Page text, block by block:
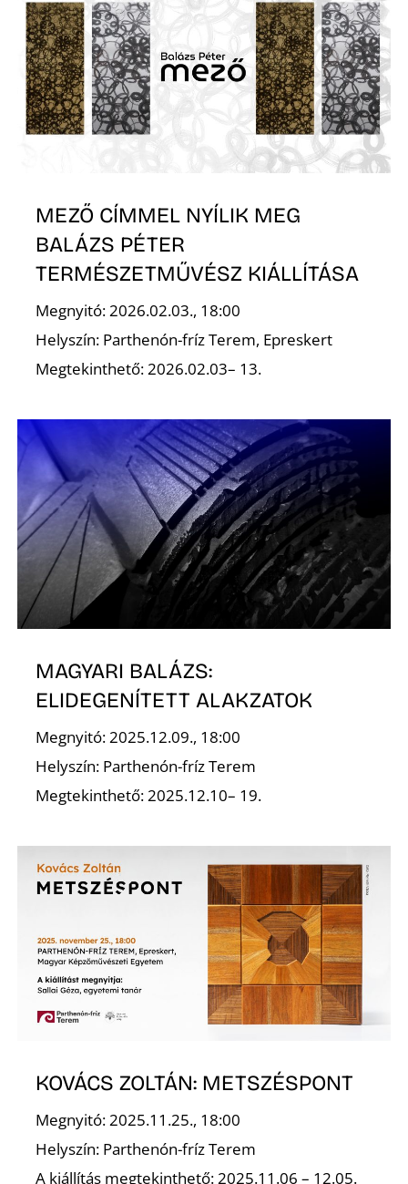
MEZŐ CÍMMEL NYÍLIK MEG
BALÁZS PÉTER
TERMÉSZETMŰVÉSZ KIÁLLÍTÁSA
Megnyitó: 2026.02.03., 18:00
Helyszín: Parthenón-fríz Terem, Epreskert
Megtekinthető: 2026.02.03– 13.
MAGYARI BALÁZS:
ELIDEGENÍTETT ALAKZATOK
Megnyitó: 2025.12.09., 18:00
Helyszín: Parthenón-fríz Terem
Megtekinthető: 2025.12.10– 19.
KOVÁCS ZOLTÁN: METSZÉSPONT
Megnyitó: 2025.11.25., 18:00
Helyszín: Parthenón-fríz Terem
A kiállítás megtekinthető: 2025.11.06 – 12.05.